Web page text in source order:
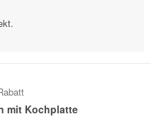
mit Kochplatte